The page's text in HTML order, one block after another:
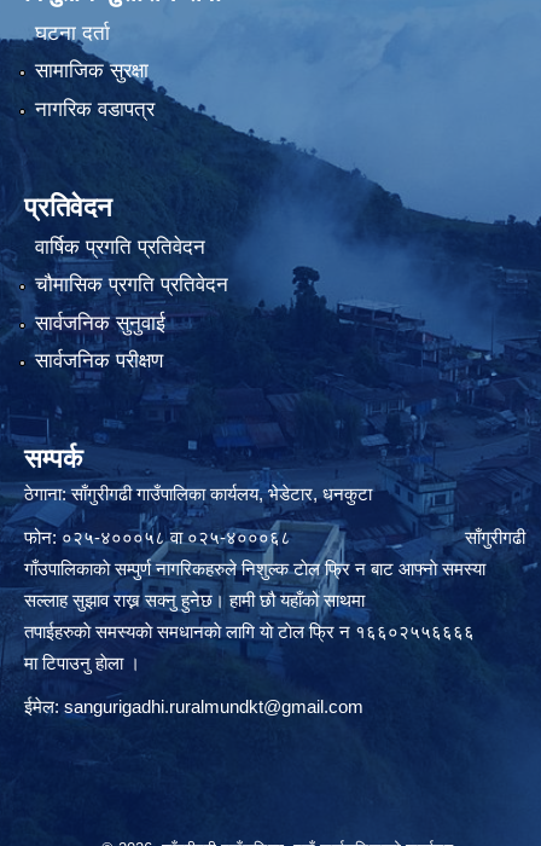
घटना दर्ता
सामाजिक सुरक्षा
नागरिक वडापत्र
प्रतिवेदन
वार्षिक प्रगति प्रतिवेदन
चौमासिक प्रगति प्रतिवेदन
सार्वजनिक सुनुवाई
सार्वजनिक परीक्षण
सम्पर्क
ठेगाना: साँगुरीगढी गाउँपालिका कार्यलय, भेडेटार, धनकुटा
फोन: ०२५-४०००५८ वा ०२५-४०००६८ साँगुरीगढी
गाँउपालिकाकाे सम्पुर्ण नागरिकहरुले निशुल्क टाेल फ्रि न बाट आफ्नाे समस्या
सल्लाह सुझाव राख्न सक्नु हुनेछ। हामी छौ यहाँको साथमा
तपाईहरुकाे समस्यकाे समधानकाे लागि याे टाेल फ्रि न १६६०२५५६६६६
मा टिपाउनु हाेला ।
ईमेल: sangurigadhi.ruralmundkt@gmail.com